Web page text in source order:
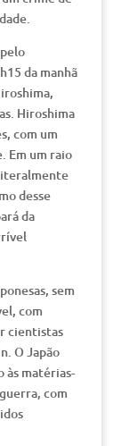
da manhã
Hiroshima
com um
Em um raio
desse
da
sem
com
cientistas
O Japão
às matérias-
com